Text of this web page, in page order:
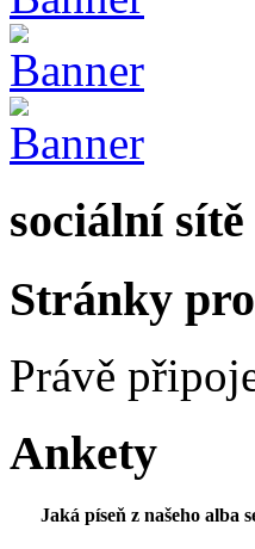
sociální
Stránky
Právě
Ankety
Jaká píseň z našeho alba